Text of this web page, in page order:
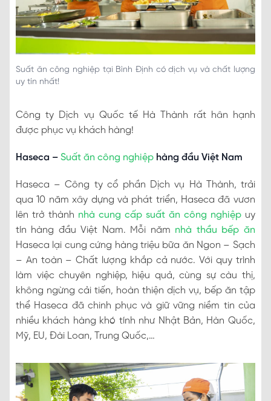
Suất ăn công nghiệp tại Bình Định có dịch vụ và chất lượng
uy tín nhất!
Công ty Dịch vụ Quốc tế Hà Thành rất hân hạnh
được phục vụ khách hàng!
Haseca – Suất ăn công nghiệp hàng đầu Việt Nam
Haseca – Công ty cổ phần Dịch vụ Hà Thành, trải
qua 10 năm xây dựng và phát triển, Haseca đã vươn
lên trở thành nhà cung cấp suất ăn công nghiệpuy
tín hàng đầu Việt Nam. Mỗi năm nhà thầu bếp ăn
Haseca lại cung cứng hàng triệu bữa ăn Ngon – Sạch
– An toàn – Chất lượng khắp cả nước. Với quy trình
làm việc chuyên nghiệp, hiệu quả, cùng sự càu thị,
không ngừng cải tiến, hoàn thiện dịch vụ, bếp ăn tập
thể Haseca đã chinh phục và giữ vững niềm tin của
nhiều khách hàng khó tính như Nhật Bản, Hàn Quốc,
Mỹ, EU, Đài Loan, Trung Quốc,…